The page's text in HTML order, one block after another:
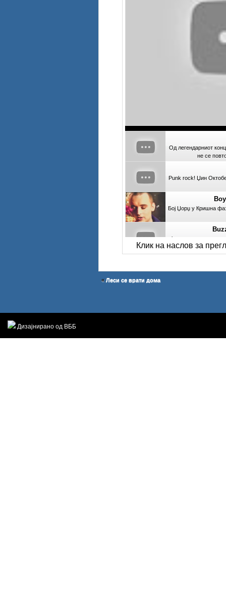
Од легендарниот
не се
Punk rock! Џин
Бој Џорџ у Кришна
Фронтменот на овие
како денсаат
Клик на наслов за
« Леси се врати дома
Дизајнирано од ВББ